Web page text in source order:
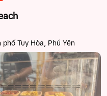
Tuy Hòa, Phú Yên